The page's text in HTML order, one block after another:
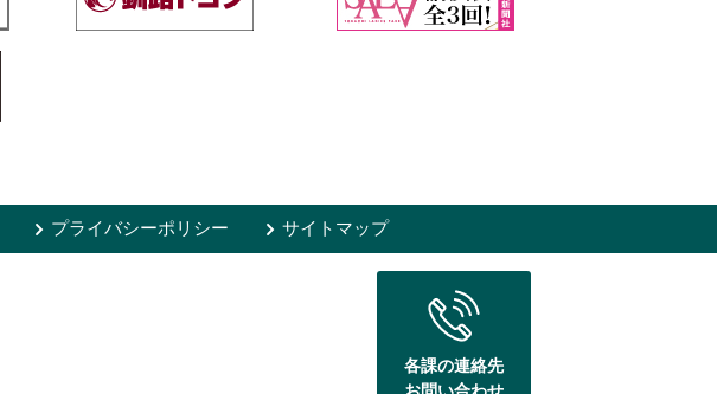
プライバシーポリシー サイトマップ
各課の連絡先